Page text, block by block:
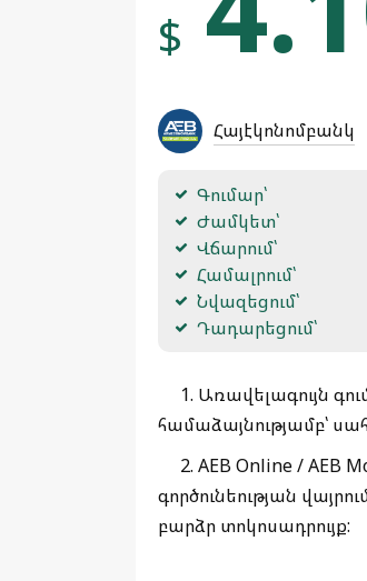
$
Հայէկոնոմբանկ
Գումար՝
Ժամկետ՝
Վճարում՝
Համալրում՝
Նվազեցում՝
Դադարեցում՝
1. Առավելագույն
համաձայնությամբ՝
2. AEB Online / AEB
գործունեության
բարձր տոկոսադրույք: